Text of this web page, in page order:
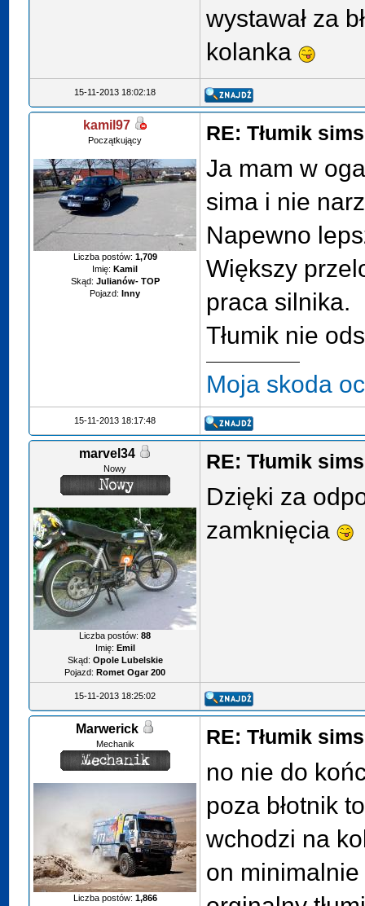
wystawał za
kolanka
15-11-2013 18:02:18
kamil97
Początkujący
Liczba postów: 1,709
Imię: Kamil
Skąd: Julianów- TOP
Pojazd: Inny
RE: Tłumik
Ja mam w
sima i nie
Napewno
Większy
praca silnika.
Tłumik nie
Moja skoda
15-11-2013 18:17:48
marvel34
Nowy
Liczba postów:88
Imię: Emil
Skąd: Opole Lubelskie
Pojazd: Romet Ogar 200
RE: Tłumik
Dzięki za
zamknięcia
15-11-2013 18:25:02
Marwerick
Mechanik
Liczba postów: 1,866
RE: Tłumik
no nie do
poza błotnik
wchodzi na
on